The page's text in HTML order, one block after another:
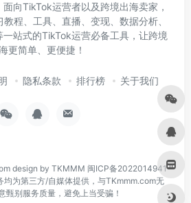
向TikTok运营者以及跨境出海卖家，
程、工具、直播、变现、数据分析、
一站式的TikTok运营必备工具，让跨境
更简单、更便捷！
隐私条款 排行榜 关于我们
design by TKMMM 闽ICP备2022014941
为第三方/自媒体提供，与TKmmm.com无
甄别服务质量，避免上当受骗！